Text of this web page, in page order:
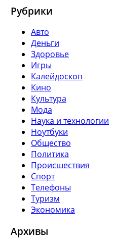
Рубрики
Авто
Деньги
Здоровье
Игры
Калейдоскоп
Кино
Культура
Мода
Наука и технологии
Ноутбуки
Общество
Политика
Происшествия
Спорт
Телефоны
Туризм
Экономика
Архивы